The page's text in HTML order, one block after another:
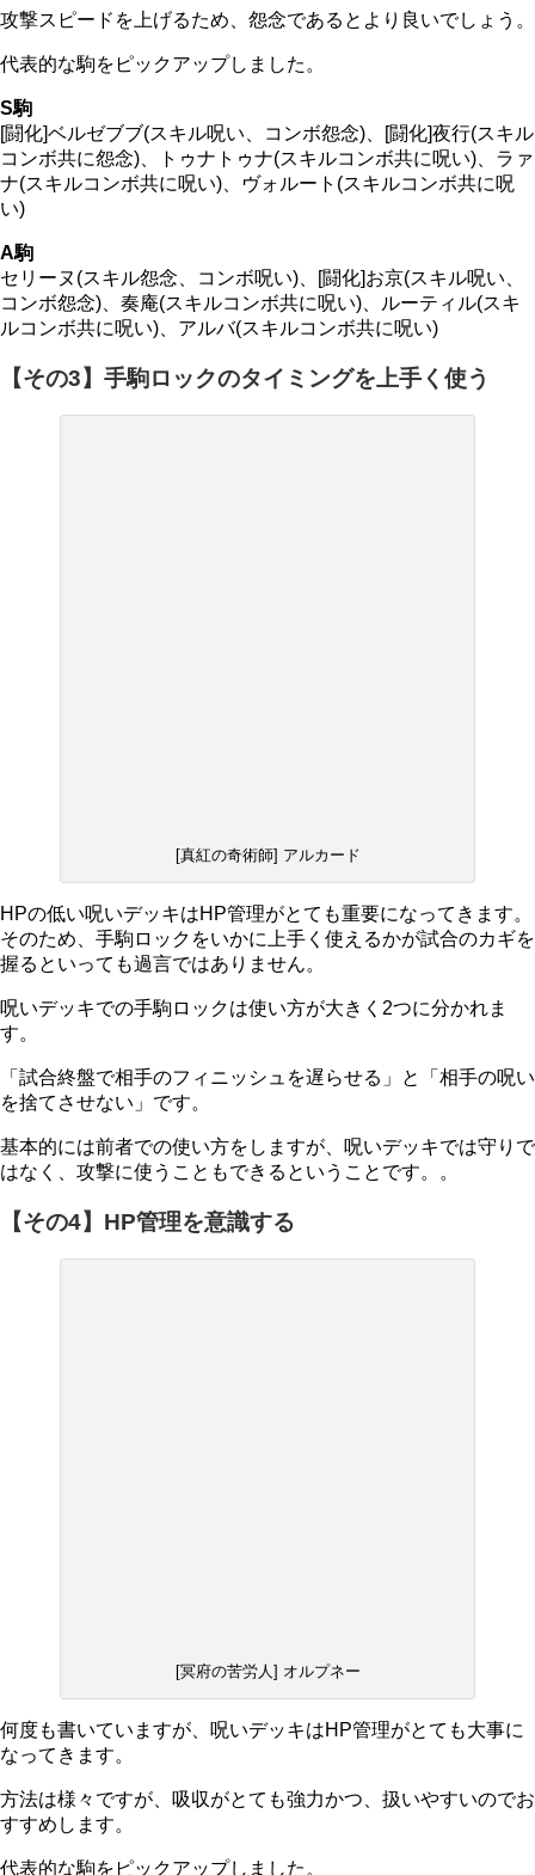
攻撃スピードを上げるため、怨念であるとより良いでしょう。
代表的な駒をピックアップしました。
S駒
[闘化]ベルゼブブ(スキル呪い、コンボ怨念)、[闘化]夜行(スキル
コンボ共に怨念)、トゥナトゥナ(スキルコンボ共に呪い)、ラァ
ナ(スキルコンボ共に呪い)、ヴォルート(スキルコンボ共に呪
い)
A駒
セリーヌ(スキル怨念、コンボ呪い)、[闘化]お京(スキル呪い、
コンボ怨念)、奏庵(スキルコンボ共に呪い)、ルーティル(スキ
ルコンボ共に呪い)、アルバ(スキルコンボ共に呪い)
【その3】手駒ロックのタイミングを上手く使う
[真紅の奇術師] アルカード
HPの低い呪いデッキはHP管理がとても重要になってきます。
そのため、手駒ロックをいかに上手く使えるかが試合のカギを
握るといっても過言ではありません。
呪いデッキでの手駒ロックは使い方が大きく2つに分かれま
す。
「試合終盤で相手のフィニッシュを遅らせる」と「相手の呪い
を捨てさせない」です。
基本的には前者での使い方をしますが、呪いデッキでは守りで
はなく、攻撃に使うこともできるということです。。
【その4】HP管理を意識する
[冥府の苦労人] オルプネー
何度も書いていますが、 呪いデッキはHP管理がとても大事に
なってきます。
方法は様々ですが、 吸収がとても強力かつ、扱いやすいのでお
すすめします。
代表的な駒をピックアップしました。